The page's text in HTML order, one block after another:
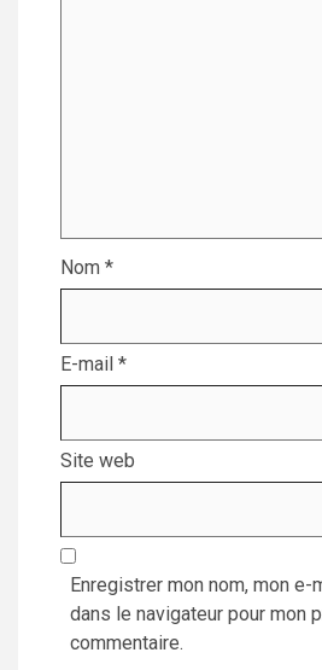
Nom *
E-mail *
Site web
Enregistrer mon nom, mon e-
dans le navigateur pour mon
commentaire.